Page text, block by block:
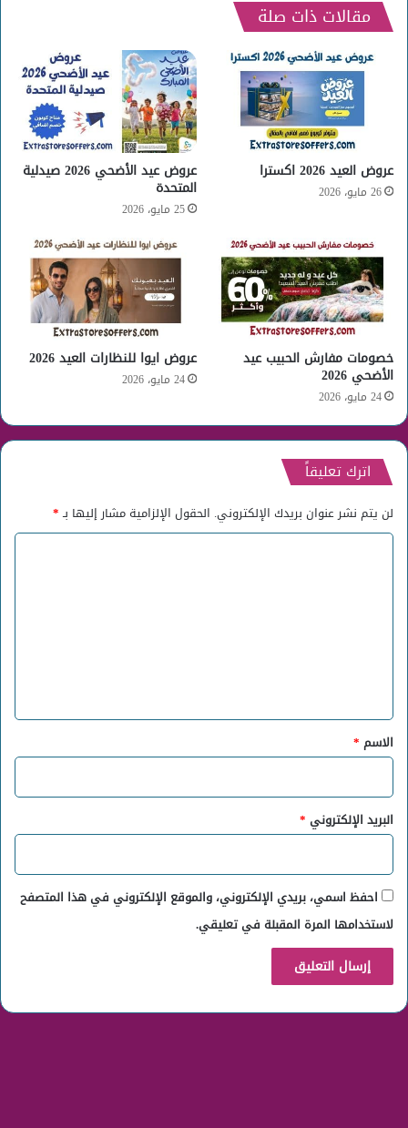
مقالات ذات صلة
عروض العيد 2026 اكسترا
26 مايو، 2026
عروض عيد الأضحي 2026 صيدلية
المتحدة
25 مايو، 2026
خصومات مفارش الحبيب عيد
الأضحي 2026
24 مايو، 2026
عروض ايوا للنظارات العيد 2026
24 مايو، 2026
اترك تعليقاً
لن يتم نشر عنوان بريدك الإلكتروني. الحقول الإلزامية مشار إليها بـ*
*
الاسم *
البريد الإلكتروني *
احفظ اسمي، بريدي الإلكتروني، والموقع الإلكتروني في هذا المتصفح
لاستخدامها المرة المقبلة في تعليقي.